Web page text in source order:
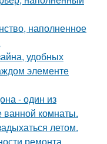
наполненное
удобных
элементе
- один из
ванной комнаты.
летом.